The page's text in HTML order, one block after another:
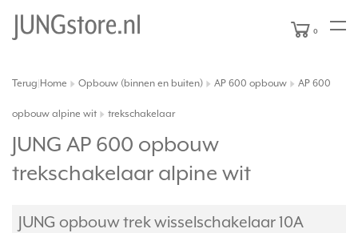
0
Terug Home Opbouw (binnen en buiten) AP 600 opbouw AP 600
opbouw alpine wit trekschakelaar
JUNG AP 600 opbouw
trekschakelaar alpine wit
JUNG opbouw trek wisselschakelaar 10A